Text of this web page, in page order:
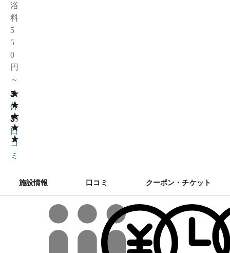
浴
料
5
5
0
円
～
★
★
★
★
★
3
.
3
4
件
の
口
コ
ミ
施設情報 口コミ クーポン・チケット